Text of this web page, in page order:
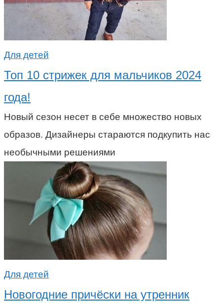
Для детей
Топ 10 стрижек для мальчиков 2024
года!
Новый сезон несет в себе множество новых
образов. Дизайнеры стараются подкупить нас
необычными решениями
Для детей
Новогодние причёски на утренник